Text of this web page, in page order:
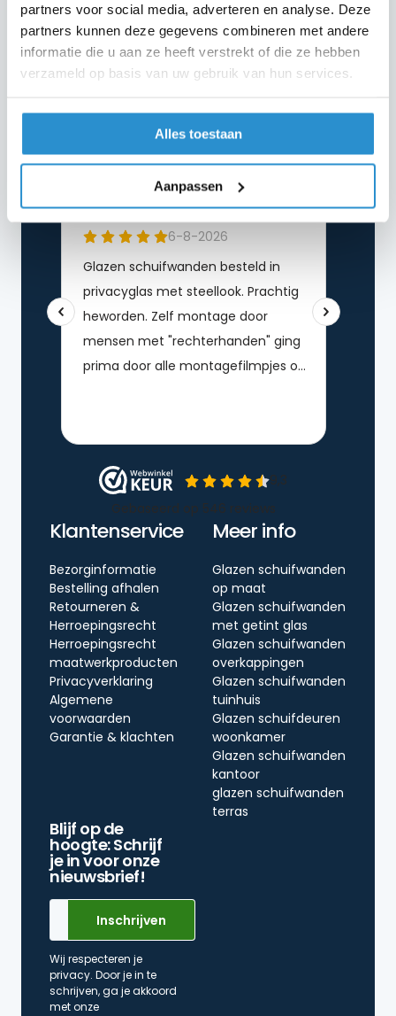
partners voor social media, adverteren en analyse. Deze
partners kunnen deze gegevens combineren met andere
informatie die u aan ze heeft verstrekt of die ze hebben
verzameld op basis van uw gebruik van hun services.
Alles toestaan
Aanpassen
Lodewijkstraat 6,
Snel naar
Over ons
Veelgestelde vragen
Werken bij Slimglass
Klantenservice
Bezorginformatie
Bestelling afhalen
Retourneren &
Herroepingsrecht
Herroepingsrecht
maatwerkproducten
Privacyverklaring
Algemene
voorwaarden
Garantie & klachten
Meer info
Glazen schuifwanden
op maat
Glazen schuifwanden
met getint glas
Glazen schuifwanden
overkappingen
Glazen schuifwanden
tuinhuis
Glazen schuifdeuren
woonkamer
Glazen schuifwanden
kantoor
glazen schuifwanden
terras
Blijf op de
hoogte: Schrijf
je in voor onze
nieuwsbrief!
Wij respecteren je
privacy. Door je in te
schrijven, ga je akkoord
met onze